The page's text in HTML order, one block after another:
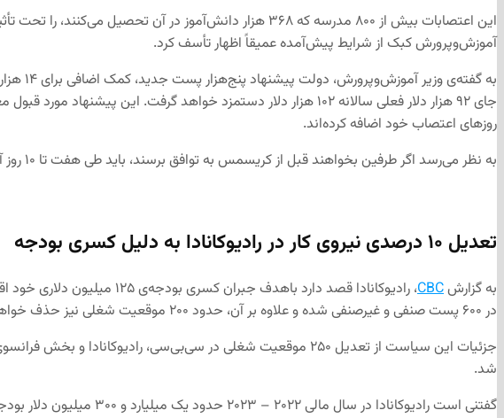
این اعتصابات بیش از ۸۰۰ مدرسه که ۳۶۸ هزار دانش‌آموز در
آموزش‌و‌پرورش کبک از شرایط پیش‌آمده عمیقاً اظهار تأسف کرد.
جای ۹۲ هزار دلار فعلی سالانه ۱۰۲ هزار دلار دستمزد خواهد
روزهای اعتصاب خود اضافه کرده‌اند.
به نظر می‌رسد اگر طرفین بخواهند قبل از کریسمس به توافق برسند، باید طی هفت تا ۱۰ روز آینده به این پیدا کنند در غیر این صورت وضعیت با توجه به تعطیلات کریسمس و سال نو بغرنج‌تر خواهد شد.
تعدیل ۱۰ درصدی نیروی کار در رادیوکانادا به دلیل کسری بودجه
به گزارشCBC
، رادیوکانادا قصد دارد
در ۶۰۰ پست صنفی و غیرصنفی شده و علاوه بر آن، حدود ۲۰۰ موقعیت شغلی نیز حذف خواهند شد.
جزئیات این سیاست از تعدیل ۲۵۰ موقعیت شغلی در سی‌بی‌سی،
شد.
گفتنی است رادیوکانادا در سال مالی ۲۰۲۲ – ۲۰۲۳ حدود یک میلیارد و ۳۰۰ میلیون دلار بودجه عمومی دریافت کرده بود.